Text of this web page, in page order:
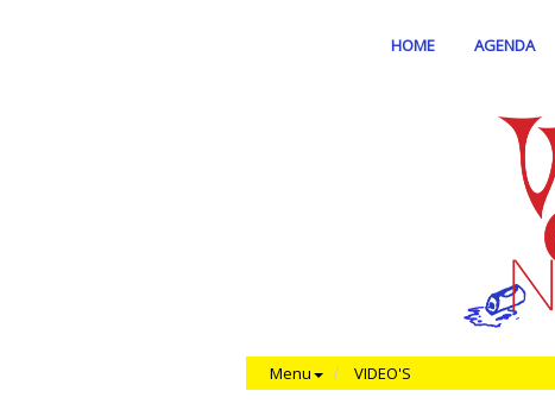
HOME AGENDA
Menu VIDEO'S